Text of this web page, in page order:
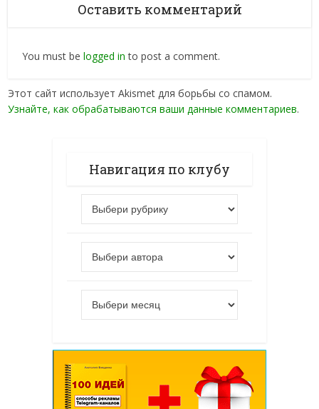
Оставить комментарий
You must belogged in to post a comment.
Этот сайт использует Akismet для борьбы со спамом.
Узнайте, как обрабатываются ваши данные комментариев.
Навигация по клубу